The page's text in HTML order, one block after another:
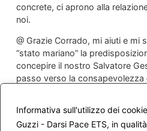
Informativa sull'utilizzo dei
Guzzi - Darsi Pace ETS, in
concrete, ci aprono alla
noi.
@ Grazie Corrado, mi aiuti e mi
“stato mariano” la
concepire il nostro Salvatore
passo verso la consapevolezza
accogliere il Vangelo!